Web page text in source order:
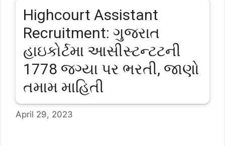
Highcourt Assistant
Recruitment: ગુજરાત
હાઇકોર્ટમા આસીસ્ટન્ટટની
1778 જગ્યા પર ભરતી, જાણો
તમામ માહિતી
April 29, 2023